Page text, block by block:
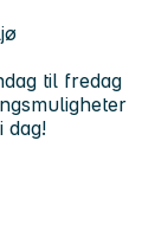
til fredag
dag!